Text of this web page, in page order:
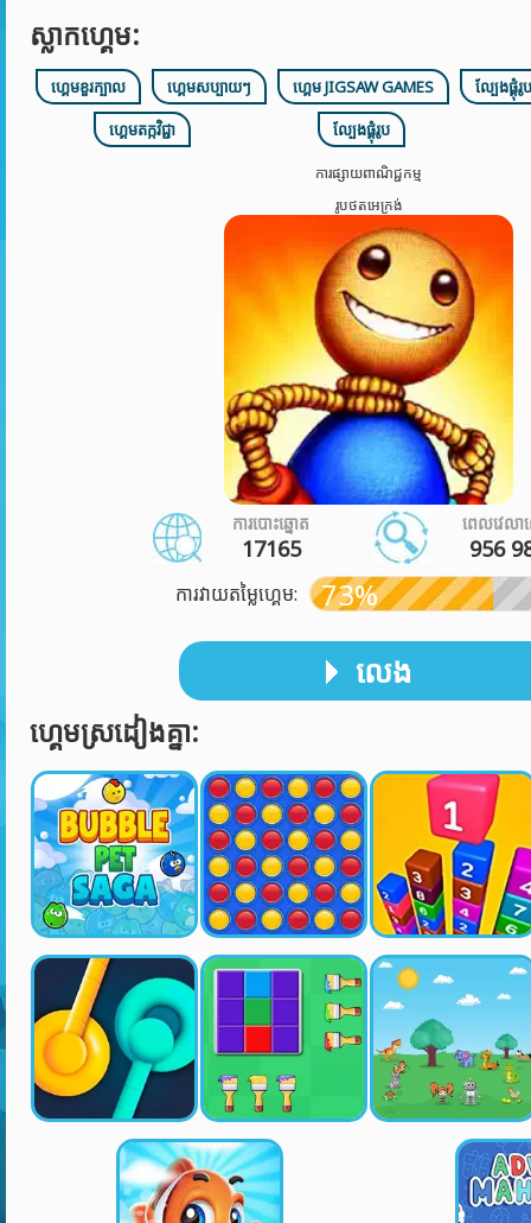
ស្លាកហ្គេម:
ហ្គេមខួរក្បាល ហ្គេមសប្បាយៗ ហ្គេម JIGSAW GAMES
ល្បែងផ្គុំ
ហ្គេមតក្កវិជ្ជា
ល្បែងផ្គុំរូប
ការផ្សាយពាណិជ្ជកម្ម
រូបថតអេក្រង់
ការបោះឆ្នោត
17165
ពេលវេលា
956
ការវាយតម្លៃហ្គេម: 73%
លេង
ហ្គេមស្រដៀងគ្នា: